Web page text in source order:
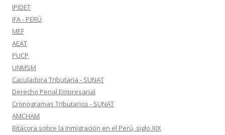
IPIDET
IFA - PERÚ
MEF
AEAT
PUCP
UNMSM
Caculadora Tributaria - SUNAT
Derecho Penal Empresarial
Cronogramas Tributarios - SUNAT
AMCHAM
Bitácora sobre la inmigración en el Perú, siglo XIX